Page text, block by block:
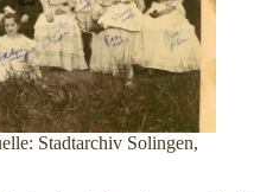
Stadtarchiv Solingen,